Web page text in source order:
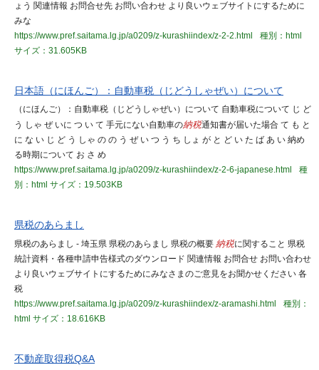
ょう 関連情報 お問合せ先 お問い合わせ より良いウェブサイトにするために
みな
https://www.pref.saitama.lg.jp/a0209/z-kurashiindex/z-2-2.html
種別：html
サイズ：31.605KB
日本語（にほんご）：自動車税（じどうしゃぜい）について
（にほんご）：自動車税（じどうしゃぜい）について 自動車税について じ ど
う しゃ ぜ いに つ い て 手元にない自動車の納税通知書が届いた場合 て も と
に な い じ ど う しゃ の の う ぜ い つ う ち しょ が と ど い た ば あ い 納め
る時期について お さ め
https://www.pref.saitama.lg.jp/a0209/z-kurashiindex/z-2-6-japanese.html
種
別：html サイズ：19.503KB
県税のあらまし
県税のあらまし - 埼玉県 県税のあらまし 県税の概要 納税に関すること 県税
統計資料・各種申請申告様式のダウンロード 関連情報 お問合せ お問い合わせ
より良いウェブサイトにするためにみなさまのご意見をお聞かせください 各
税
https://www.pref.saitama.lg.jp/a0209/z-kurashiindex/z-aramashi.html
種別：
html サイズ：18.616KB
不動産取得税Q&A